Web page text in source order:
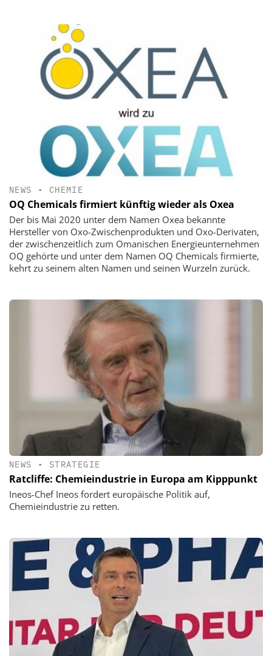
NEWS • CHEMIE
OQ Chemicals firmiert künftig wieder als Oxea
Der bis Mai 2020 unter dem Namen Oxea bekannte
Hersteller von Oxo-Zwischenprodukten und Oxo-Derivaten,
der zwischenzeitlich zum Omanischen Energieunternehmen
OQ gehörte und unter dem Namen OQ Chemicals firmierte,
kehrt zu seinem alten Namen und seinen Wurzeln zurück.
NEWS • STRATEGIE
Ratcliffe: Chemieindustrie in Europa am Kipppunkt
Ineos-Chef Ineos fordert europäische Politik auf,
Chemieindustrie zu retten.